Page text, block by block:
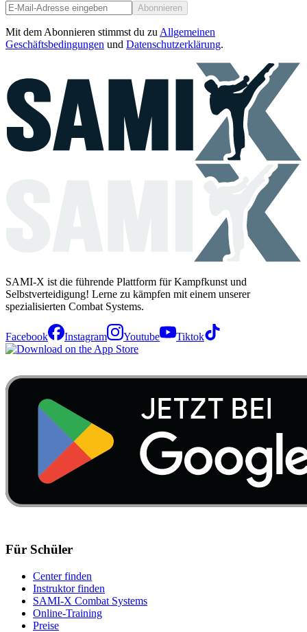
Abonnieren
Mit dem Abonnieren stimmst du zu Allgemeinen
Geschäftsbedingungen und Datenschutzerklärung.
SAMI-X ist die führende Plattform für Kampfkunst und
Selbstverteidigung! Lerne zu kämpfen mit einem unserer
spezialisierten Combat Systems.
Facebook Instagram Youtube Tiktok
Für Schüler
Center finden
Instruktor finden
SAMI-X Combat Systems
Online-Training
Preise